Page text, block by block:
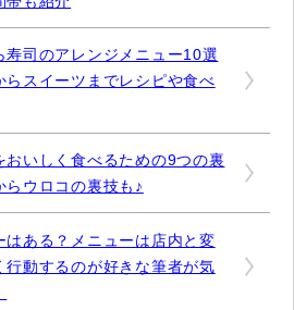
寿司のアレンジメニュー10選
らスイーツまでレシピや食べ
おいしく食べるための9つの裏
ウロコの裏技も♪
ある？メニューは店内と変
行動するのが好きな筆者が気